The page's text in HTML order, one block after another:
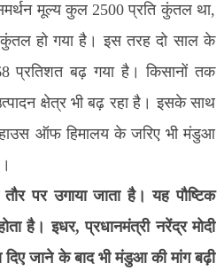
मूल्य कुल 2500 प्रति कुंतल था,
हो गया है। इस तरह दो साल के
प्रतिशत बढ़ गया है। किसानों तक
क्षेत्र भी बढ़ रहा है। इसके साथ
ऑफ हिमालय के जरिए भी मंडुआ
पर उगाया जाता है। यह पौष्टिक
है। इधर, प्रधानमंत्री नरेंद्र मोदी
दिए जाने के बाद भी मंडुआ की मांग बढ़ी